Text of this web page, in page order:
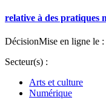
relative à des pratiques
DécisionMise en ligne le
Secteur(s) :
Arts et culture
Numérique